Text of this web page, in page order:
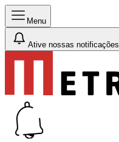
Menu
Ative nossas notificações